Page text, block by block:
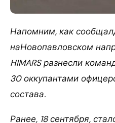
Напомним, как
наНовопавловском
HIMARS разнесли
30 оккупантами
состава.
Ранее, 18 сентября,